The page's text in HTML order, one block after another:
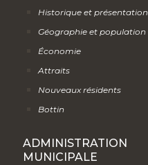
Historique et présentation
Géographie et population
Économie
Attraits
Nouveaux résidents
Bottin
ADMINISTRATION
MUNICIPALE